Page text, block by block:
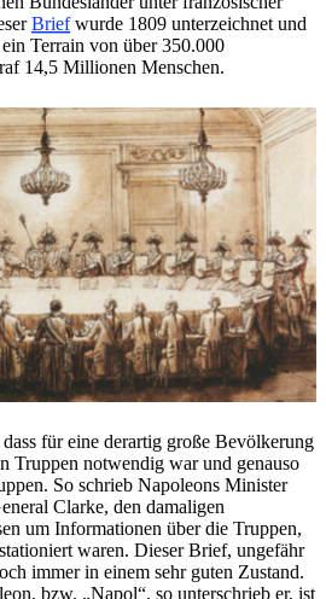
Briefwurde 1809 unterzeichnet und
Terrain von über 350.000
14,5 Millionen Menschen.
für eine derartig große Bevölkerung
Truppen notwendig war und genauso
So schrieb Napoleons Minister
Clarke, den damaligen
um Informationen über die Truppen,
waren. Dieser Brief, ungefähr
immer in einem sehr guten Zustand.
bzw. „Napol“, so unterschrieb er, ist